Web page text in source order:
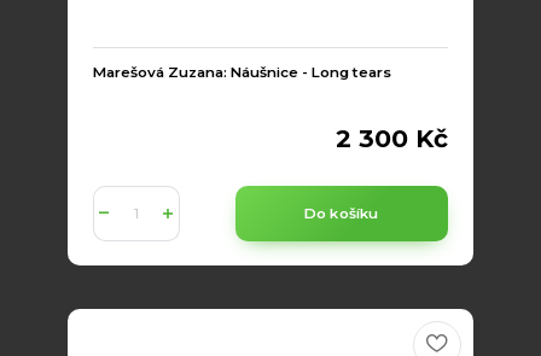
Marešová Zuzana: Náušnice - Long tears
2 300 Kč
Do košíku